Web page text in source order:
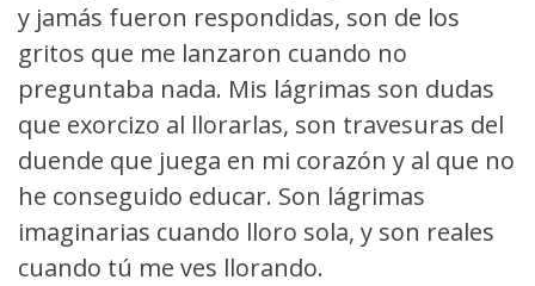
y jamás fueron respondidas, son de los
gritos que me lanzaron cuando no
preguntaba nada. Mis lágrimas son dudas
que exorcizo al llorarlas, son travesuras del
duende que juega en mi corazón y al que no
he conseguido educar. Son lágrimas
imaginarias cuando lloro sola, y son reales
cuando tú me ves llorando.